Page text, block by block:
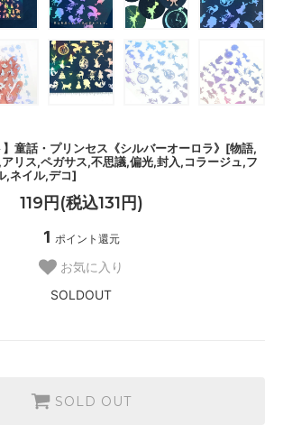
童話・プリンセス《シルバーオーロラ》[物語,
リス,ペガサス,不思議,偏光,封入,コラージュ,フ
,ネイル,デコ]
119円(税込131円)
1 ポイント還元
お気に入り
SOLDOUT
SOLD OUT